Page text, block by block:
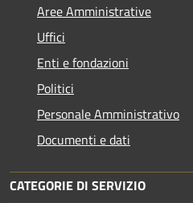
Aree Amministrative
Uffici
Enti e fondazioni
Politici
Personale Amministrativo
Documenti e dati
CATEGORIE DI SERVIZIO